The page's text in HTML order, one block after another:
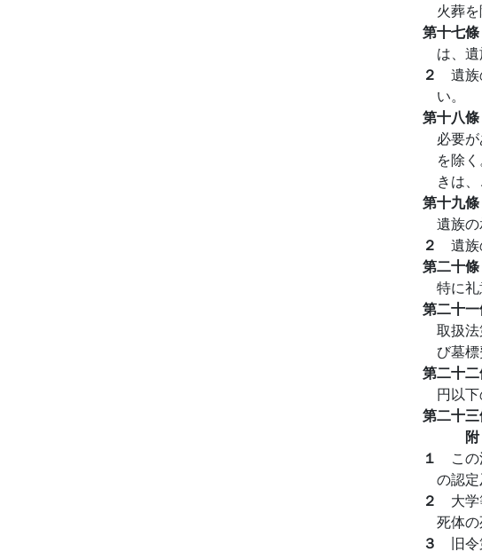
火葬
第十七
は、
２ 遺
い。
第十八
必要
を除
きは
第十九
遺族
２ 遺
第二十
特に
第二十
取扱
び墓
第二十
円以下
第二十
１ こ
の認
２ 大
死体
３ 旧